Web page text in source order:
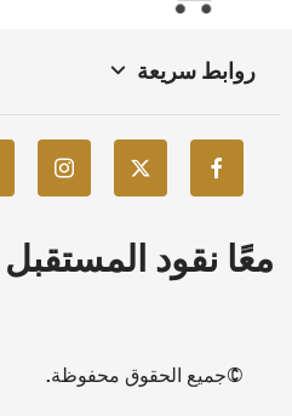
روابط سريعة
معًا نقود المستقبل
©جميع الحقوق محفوظة.